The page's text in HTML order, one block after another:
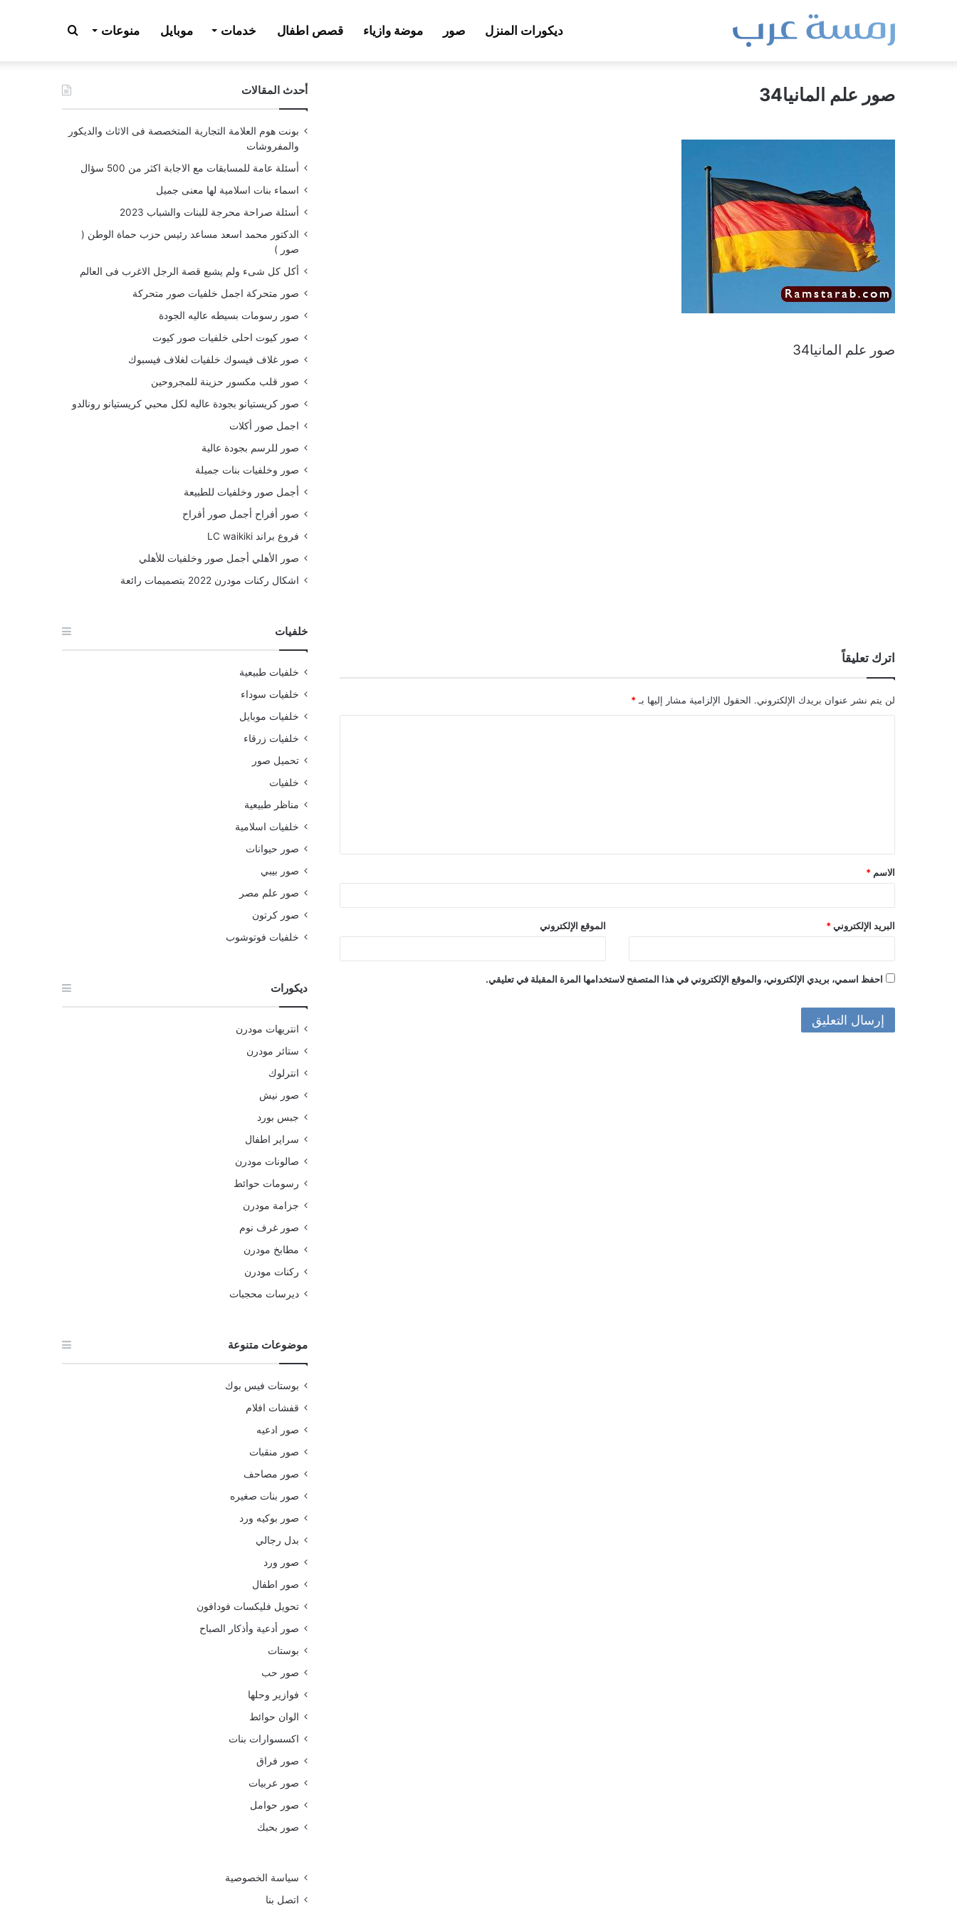
ديكورات المنزل صور موضة وازياء قصص اطفال خدمات موبايل منوعات بحث
عن صور علم المانيا34
صور علم المانيا34
اترك تعليقاً
لن يتم نشر عنوان بريدك الإلكتروني. الحقول الإلزامية مشار إليها بـ *
ق
*
الاسم *
البريد الإلكتروني * الموقع الإلكتروني
احفظ اسمي، بريدي الإلكتروني، والموقع الإلكتروني في هذا المتصفح لاستخدامها المرة المقبلة في تعليقي.
أحدث المقالات
بونت هوم العلامة التجارية المتخصصة فى الاثاث والديكور
والمفروشات
أسئلة عامة للمسابقات مع الاجابة اكثر من 500 سؤال
اسماء بنات اسلامية لها معنى جميل
أسئلة صراحة محرجة للبنات والشباب 2023
الدكتور محمد اسعد مساعد رئيس حزب حماة الوطن (
صور )
أكل كل شىء ولم يشبع قصة الرجل الاغرب فى العالم
صور متحركة اجمل خلفيات صور متحركة
صور رسومات بسيطه عاليه الجودة
صور كيوت احلى خلفيات صور كيوت
صور غلاف فيسوك خلفيات لغلاف فيسبوك
صور قلب مكسور حزينة للمجروحين
صور كريستيانو بجودة عاليه لكل محبي كريستيانو رونالدو
اجمل صور أكلات
صور للرسم بجودة عالية
صور وخلفيات بنات جميلة
أجمل صور وخلفيات للطبيعة
صور أفراح أجمل صور أفراح
فروع براند LC waikiki
صور الأهلي أجمل صور وخلفيات للأهلي
اشكال ركنات مودرن 2022 بتصميمات رائعة
خلفيات
خلفيات طبيعية
خلفيات سوداء
خلفيات موبايل
خلفيات زرقاء
تحميل صور
خلفيات
مناظر طبيعية
خلفيات اسلامية
صور حيوانات
صور بيبي
صور علم مصر
صور كرتون
خلفيات فوتوشوب
ديكورات
انتريهات مودرن
ستائر مودرن
انترلوك
صور نيش
جبس بورد
سراير اطفال
صالونات مودرن
رسومات حوائط
جزامة مودرن
صور غرف نوم
مطابخ مودرن
ركنات مودرن
ديرسات محجبات
موضوعات متنوعة
بوستات فيس بوك
قفشات افلام
صور ادعيه
صور منقبات
صور مصاحف
صور بنات صغيره
صور بوكيه ورد
بدل رجالي
صور ورد
صور اطفال
تحويل فليكسات فودافون
صور أدعية وأذكار الصباح
بوستات
صور حب
فوازير وحلها
الوان حوائط
اكسسوارات بنات
صور فراق
صور عربيات
صور حوامل
صور بحبك
سياسة الخصوصية
اتصل بنا